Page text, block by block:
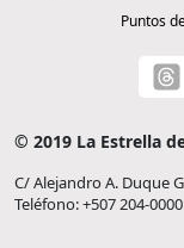
Puntos
© 2019 La Estrella
C/ Alejandro A. Duque
Teléfono: +507 204-0000